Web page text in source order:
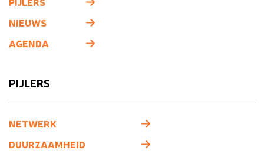
NIEUWS
AGENDA
PIJLERS
NETWERK
DUURZAAMHEID